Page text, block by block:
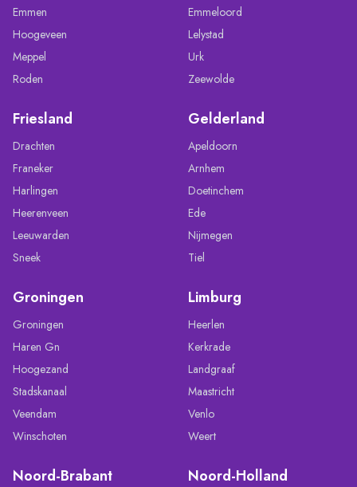
Emmen
Hoogeveen
Meppel
Roden
Emmeloord
Lelystad
Urk
Zeewolde
Friesland
Drachten
Franeker
Harlingen
Heerenveen
Leeuwarden
Sneek
Gelderland
Apeldoorn
Arnhem
Doetinchem
Ede
Nijmegen
Tiel
Groningen
Groningen
Haren Gn
Hoogezand
Stadskanaal
Veendam
Winschoten
Limburg
Heerlen
Kerkrade
Landgraaf
Maastricht
Venlo
Weert
Noord-Brabant Noord-Holland